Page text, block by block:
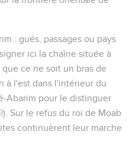
: gués, passages ou pays
ici la chaîne située à
ce ne soit un bras de
à l'est dans l'intérieur du
Abarim pour le distinguer
). Sur le refus du roi de Moab
continuèrent leur marche